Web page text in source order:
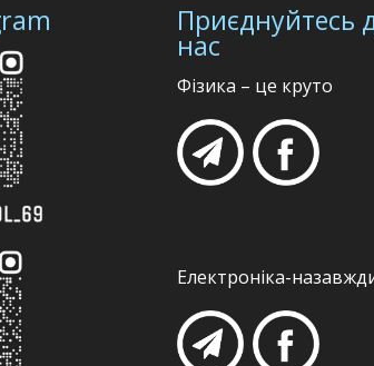
Приєднуйтесь
нас
Фізика – це круто
Електроніка-